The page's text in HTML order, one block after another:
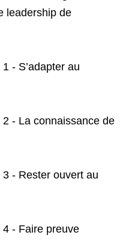
leadership de
- S’adapter au
2 - La connaissance de
3 - Rester ouvert au
- Faire preuve